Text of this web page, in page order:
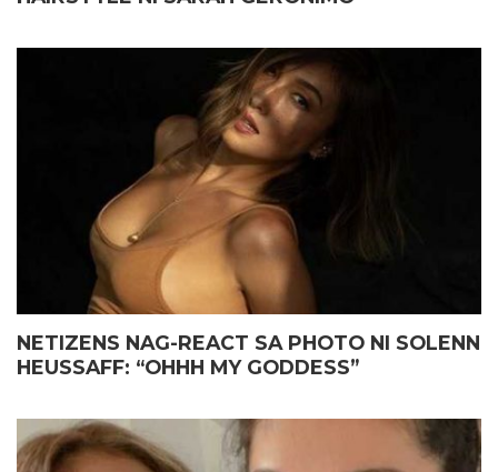
NETIZENS NAG-REACT SA PHOTO NI SOLENN
HEUSSAFF: “OHHH MY GODDESS”